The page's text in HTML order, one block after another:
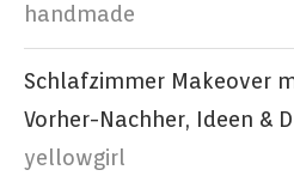
handmade
Schlafzimmer Makeover
Vorher-Nachher, Ideen &
yellowgirl